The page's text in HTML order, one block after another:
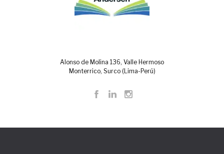
Alonso de Molina 136, Valle Hermoso
Monterrico, Surco (Lima-Perú)